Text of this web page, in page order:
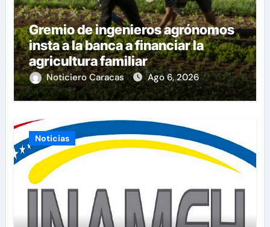
Gremio de ingenieros agrónomos
insta a la banca a financiar la
agricultura familiar
Noticiero Caracas Ago 6, 2026
Noticias